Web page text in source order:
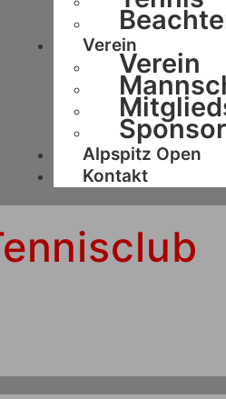
Verein
Verein
Alpspitz Open
Kontakt